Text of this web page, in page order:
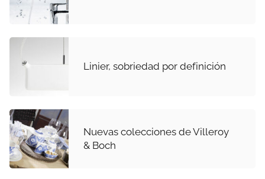
Linier, sobriedad por definición
Nuevas colecciones de Villeroy
& Boch